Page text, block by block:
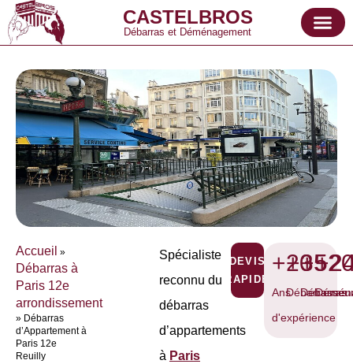
CASTELBROS
Débarras et Déménagement
Accueil »
Débarras à
Paris 12e
arrondissement
» Débarras
d’Appartement à
Paris 12e
Reuilly
Spécialiste
reconnu du
débarras
d’appartements
à Paris
DEVIS
RAPIDE
+20
Ans
d'expérience
+35
Débarras